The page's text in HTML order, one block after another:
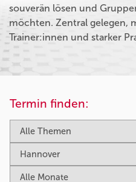
souverän lösen und
möchten. Zentral gelegen,
Trainer:innen und starker
Termin finden: